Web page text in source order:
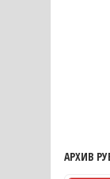
АРХИВ